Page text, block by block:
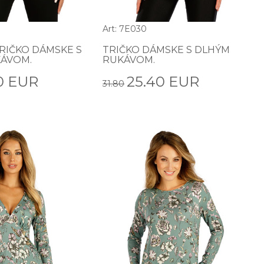
DÁMSKE S
EUR
Art: 7E030
TRIČKO DÁMSKE S DLHÝM
RUKÁVOM.
31.80 25.40 EUR